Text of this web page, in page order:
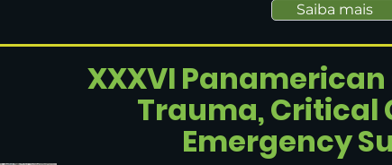
Saiba mais
XXXVI
Trauma, Critical
Emergency